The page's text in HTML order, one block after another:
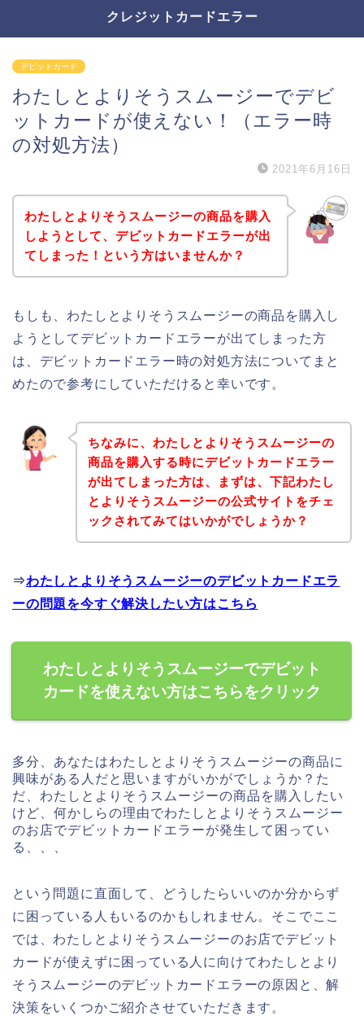
クレジットカードエラー
デビットカード
わたしとよりそうスムージーでデビ
ットカードが使えない！（エラー時
の対処方法）
2021年6月16日
わたしとよりそうスムージーの商品を購入
しようとして、デビットカードエラーが出
てしまった！という方はいませんか？
もしも、わたしとよりそうスムージーの商品を購入し
ようとしてデビットカードエラーが出てしまった方
は、デビットカードエラー時の対処方法についてまと
めたので参考にしていただけると幸いです。
ちなみに、わたしとよりそうスムージーの
商品を購入する時にデビットカードエラー
が出てしまった方は、まずは、下記わたし
とよりそうスムージーの公式サイトをチェ
ックされてみてはいかがでしょうか？
⇒わたしとよりそうスムージーのデビットカードエラ
ーの問題を今すぐ解決したい方はこちら
わたしとよりそうスムージーでデビット
カードを使えない方はこちらをクリック
多分、あなたはわたしとよりそうスムージーの商品に
興味がある人だと思いますがいかがでしょうか？た
だ、わたしとよりそうスムージーの商品を購入したい
けど、何かしらの理由でわたしとよりそうスムージー
のお店でデビットカードエラーが発生して困ってい
る、、、
という問題に直面して、どうしたらいいのか分からず
に困っている人もいるのかもしれません。そこでここ
では、わたしとよりそうスムージーのお店でデビット
カードが使えずに困っている人に向けてわたしとより
そうスムージーのデビットカードエラーの原因と、解
決策をいくつかご紹介させていただきます。